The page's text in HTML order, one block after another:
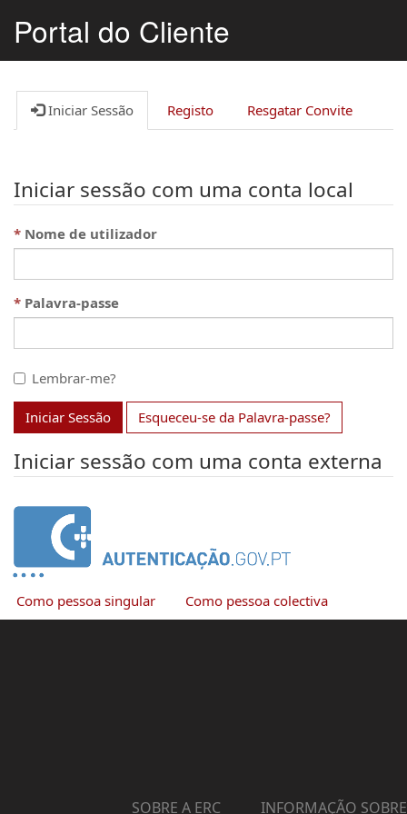
Portal do Cliente
Iniciar Sessão Registo Resgatar Convite
Iniciar sessão com uma conta local
Nome de utilizador
Palavra-passe
Lembrar-me?
Iniciar Sessão Esqueceu-se da Palavra-passe?
Iniciar sessão com uma conta externa
Como pessoa singular Como pessoa colectiva
SOBRE A ERC INFORMAÇÃO